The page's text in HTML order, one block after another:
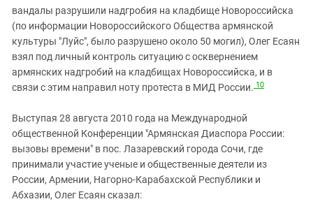
вандалы разрушили надгробия на кладбище Новороссийска
(по информации Новороссийского Общества армянской
культуры "Луйс", было разрушено около 50 могил), Олег Есаян
взял под личный контроль ситуацию с осквернением
армянских надгробий на кладбищах Новороссийска, и в
связи с этим направил ноту протеста в МИД России. 10
Выступая 28 августа 2010 года на Международной
общественной Конференции "Армянская Диаспора России:
вызовы времени" в пос. Лазаревский города Сочи, где
принимали участие ученые и общественные деятели из
России, Армении, Нагорно-Карабахской Республики и
Абхазии, Олег Есаян сказал: